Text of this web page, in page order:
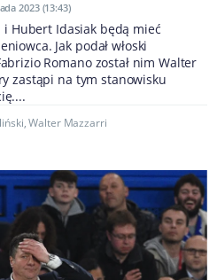
2023 (13:43)
i Hubert Idasiak będą mieć
Jak podał włoski
Romano został nim Walter
zastąpi na tym stanowisku
,Walter Mazzarri